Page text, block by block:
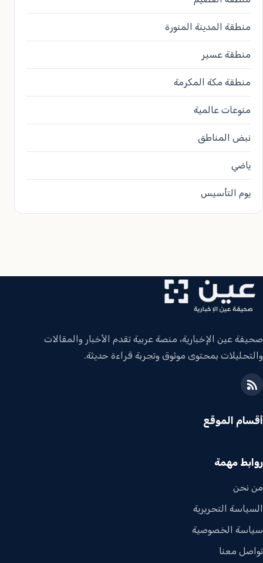
منطقة المدينة المنورة
منطقة عسير
منطقة مكة المكرمة
منوعات عالمية
نبض المناطق
ياضي
يوم التأسيس
صحيفة عين الإخبارية، منصة عربية تقدم الأخبار والمقالات
والتحليلات بمحتوى موثوق وتجربة قراءة حديثة.
أقسام الموقع
روابط مهمة
من نحن
السياسة التحريرية
سياسة الخصوصية
تواصل معنا